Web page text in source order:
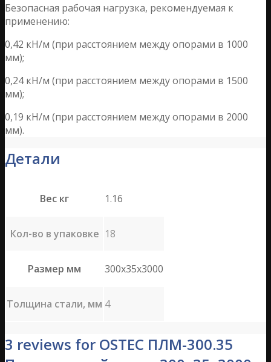
Безопасная рабочая нагрузка, рекомендуемая к
применению:
0,42 кН/м (при расстоянием между опорами в 1000
мм);
0,24 кН/м (при расстоянием между опорами в 1500
мм);
0,19 кН/м (при расстоянием между опорами в 2000
мм).
Детали
Вес кг 1.16
Кол-во в упаковке 18
Размер мм 300х35х3000
Толщина стали, мм 4
3 reviews for OSTEC ПЛМ-300.35